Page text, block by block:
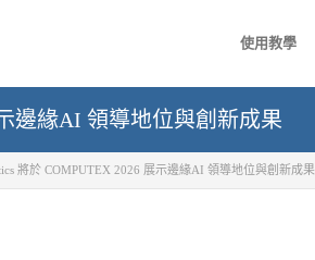
使用教學
邊緣AI 領導地位與創新成果
將於 COMPUTEX 2026 展示邊緣AI 領導地位與創新成果